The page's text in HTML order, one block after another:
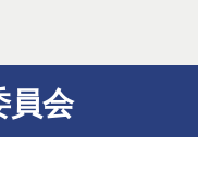
員会